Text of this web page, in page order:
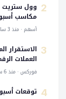
2 وول ستريت
مكاسب
أسهم · منذ 3 ساعة
3 الاستقرار
العملات
فوركس · منذ 6 ساعة
4 توقعات